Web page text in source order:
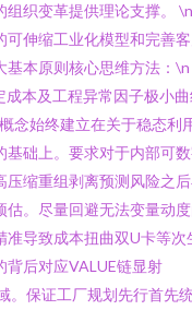
组织变革提供理论支撑。
可伸缩工业化模型和完善
基本原则核心思维方法：\n
本及工程异常因子极小
念始终建立在关于稳态利
基础上。要求对于内部可
压缩重组剥离预测风险之
估。尽量回避无法变量动
准导致成本扭曲双U卡等次
后对应VALUE链显射
。保证工厂规划先行首先